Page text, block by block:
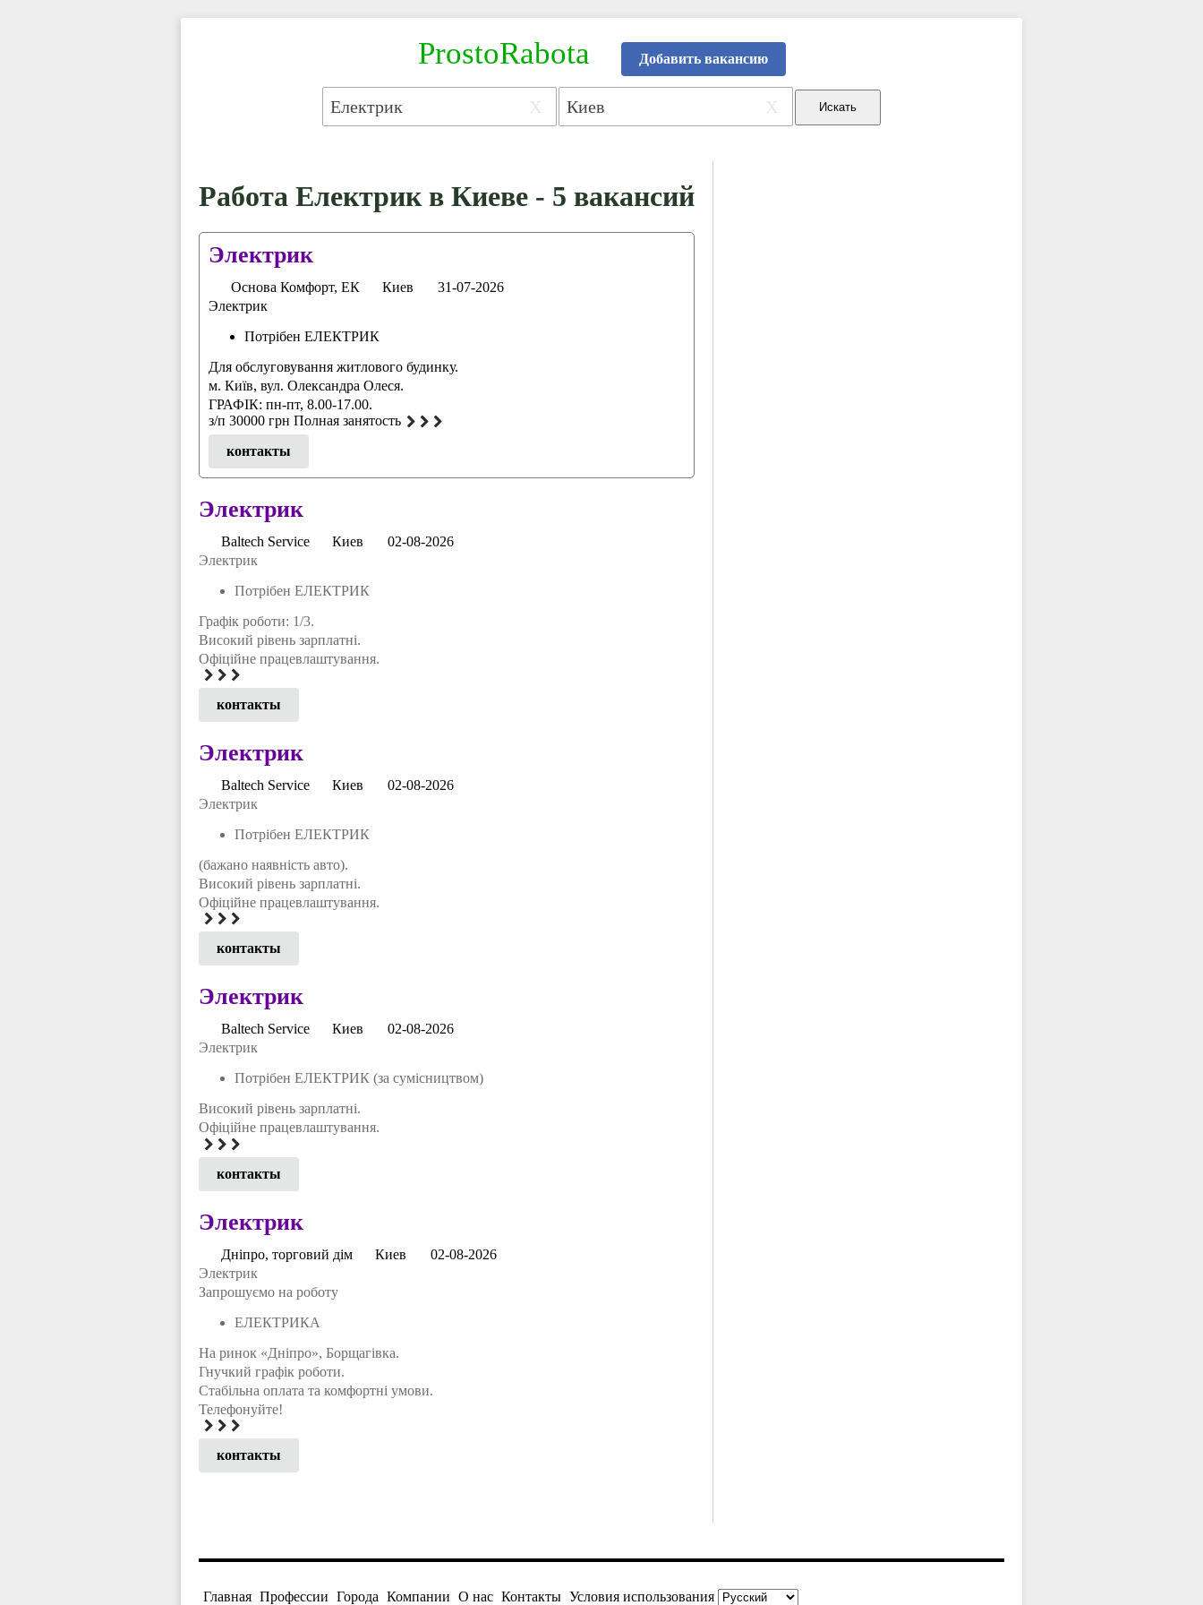
ProstoRabota Добавить вакансию
X X
Работа Електрик в Киеве - 5 вакансий
Электрик
Основа Комфорт, ЕК Киев
31-07-2026
Электрик
Потрібен ЕЛЕКТРИК
Для обслуговування житлового будинку.
м. Київ, вул. Олександра Олеся.
ГРАФІК: пн-пт, 8.00-17.00.
з/п 30000 грн Полная занятость
контакты
Электрик
Baltech Service Киев
02-08-2026
Электрик
Потрібен ЕЛЕКТРИК
Графік роботи: 1/3.
Високий рівень зарплатні.
Офіційне працевлаштування.
контакты
Электрик
Baltech Service Киев
02-08-2026
Электрик
Потрібен ЕЛЕКТРИК
(бажано наявність авто).
Високий рівень зарплатні.
Офіційне працевлаштування.
контакты
Электрик
Baltech Service Киев
02-08-2026
Электрик
Потрібен ЕЛЕКТРИК (за сумісництвом)
Високий рівень зарплатні.
Офіційне працевлаштування.
контакты
Электрик
Дніпро, торговий дім Киев
02-08-2026
Электрик
Запрошуємо на роботу
ЕЛЕКТРИКА
На ринок «Дніпро», Борщагівка.
Гнучкий графік роботи.
Стабільна оплата та комфортні умови.
Телефонуйте!
контакты
Главная Профессии Города Компании О нас Контакты Условия использования